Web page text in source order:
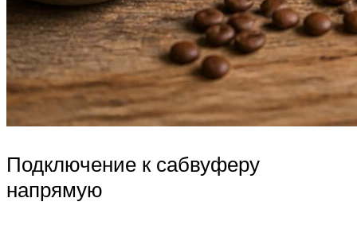
Подключение к сабвуферу
напрямую